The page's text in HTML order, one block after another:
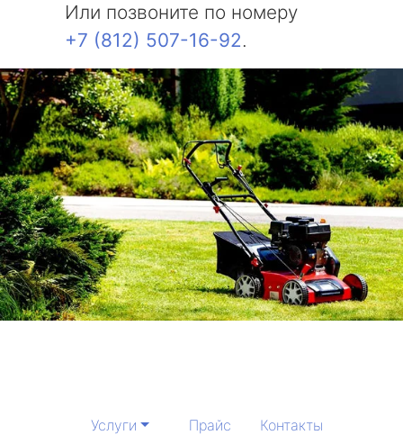
Или позвоните по номеру
+7 (812) 507-16-92.
Услуги Прайс Контакты